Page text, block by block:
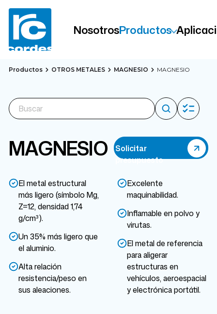
NosotrosProductos
Productos OTROS METALES MAGNESIO MAGNESIO
MAGNESIO
El metal estructural
más ligero (símbolo Mg,
Z=12, densidad 1,74
g/cm³).
Un 35% más ligero que
el aluminio.
Alta relación
resistencia/peso en
sus aleaciones.
Excelente
maquinabilidad.
Inflamable en polvo y
virutas.
El metal de referencia
para aligerar
estructuras en
vehículos, aeroespacial
y electrónica portátil.
Solicitar
presupuesto